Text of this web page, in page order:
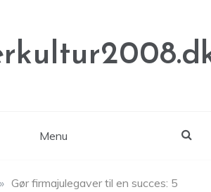
Menu
» Gør firmajulegaver til en succes: 5